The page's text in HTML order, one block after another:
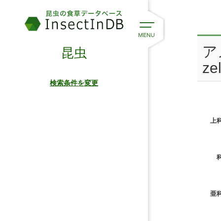
上
亜
昆虫
検索条件を変更